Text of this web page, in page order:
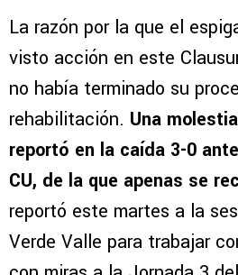
La razón por la que el
visto acción en este
no había terminado su
rehabilitación. Una
reportó en la caída 3-0
CU, de la que apenas se
reportó este martes a la
Verde Valle para trabajar